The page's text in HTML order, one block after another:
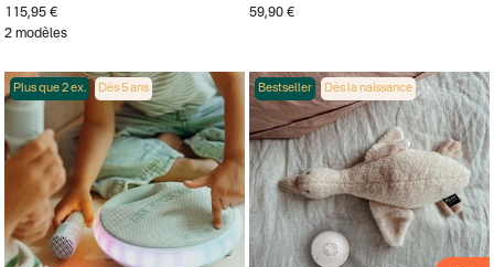
115,95 €
2 modèles
59,90 €
Plus que 2 ex. Dès 5 ans Dès la naissance
Bestseller